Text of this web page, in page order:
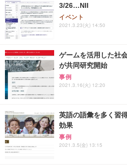
3/26…NII
イベント
2021.3.23(火) 14:50
ゲームを活用した社
が共同研究開始
事例
2021.3.16(火) 12:20
英語の語彙を多く習
効果
事例
2021.3.5(金) 13:15